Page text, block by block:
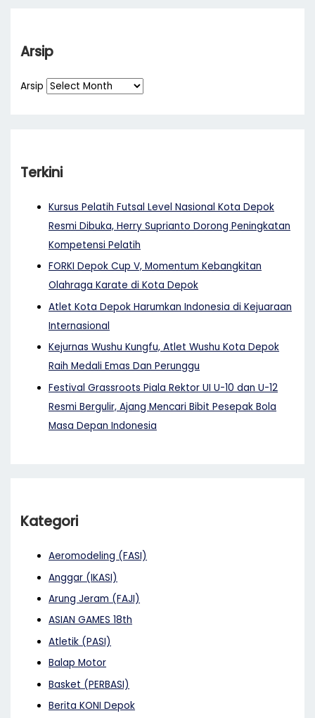
Arsip
Arsip
Terkini
Kursus Pelatih Futsal Level Nasional Kota Depok
Resmi Dibuka, Herry Suprianto Dorong Peningkatan
Kompetensi Pelatih
FORKI Depok Cup V, Momentum Kebangkitan
Olahraga Karate di Kota Depok
Atlet Kota Depok Harumkan Indonesia di Kejuaraan
Internasional
Kejurnas Wushu Kungfu, Atlet Wushu Kota Depok
Raih Medali Emas Dan Perunggu
Festival Grassroots Piala Rektor UI U-10 dan U-12
Resmi Bergulir, Ajang Mencari Bibit Pesepak Bola
Masa Depan Indonesia
Kategori
Aeromodeling (FASI)
Anggar (IKASI)
Arung Jeram (FAJI)
ASIAN GAMES 18th
Atletik (PASI)
Balap Motor
Basket (PERBASI)
Berita KONI Depok